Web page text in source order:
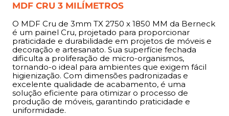
Comprimento: 2750 mm;
Espessuras: 3 mm;
Indicação:
O MDF de 3 mm é indicado para composição de móveis
como fundos de armários, estruturas e painéis como
estantes, armários, gavetas e revestimentos. Ideal para
realizar artesanato.
MDF CRU 3 MILÍMETROS
O MDF Cru de 3mm TX 2750 x 1850 MM da Berneck
é um painel Cru, projetado para proporcionar
praticidade e durabilidade em projetos de móveis e
decoração e artesanato. Sua superfície fechada
dificulta a proliferação de micro-organismos,
tornando-o ideal para ambientes que exigem fácil
higienização. Com dimensões padronizadas e
excelente qualidade de acabamento, é uma
solução eficiente para otimizar o processo de
produção de móveis, garantindo praticidade e
uniformidade.